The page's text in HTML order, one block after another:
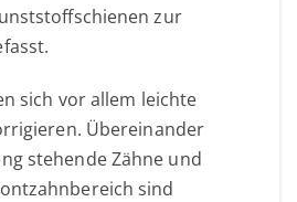
zur
sich vor allem leichte
Übereinander
stehende Zähne und
sind